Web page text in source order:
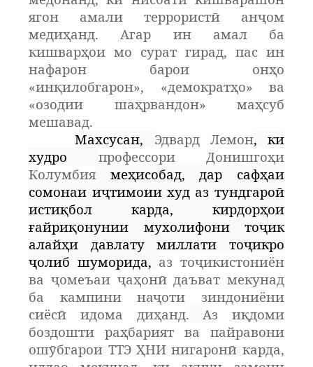
ягон амали террористӣ анҷом
медиҳанд. Агар ин амал ба
кишварҳои мо сурат гирад, пас ин
нафарон барои онҳо
«инқилобгарон», «демократҳо» ва
«озодии шаҳрвандон» маҳсуб
мешавад.
Махсусан, Эдвард Лемон, ки
худро профессори Донишгоҳи
Колумбия меҳисобад, дар сафҳаи
сомонаи иҷтимоии худ аз тундгароӣ
истиқбол карда, кирдорҳои
ғайриқонунии мухолифони тоҷик
алайҳи давлату миллати тоҷикро
ҷолиб шуморида, аз тоҷикистониён
ва ҷомеъаи ҷаҳонӣ даъват мекунад
ба кампини наҷоти зиндониёни
сиёсӣ идома диҳанд.
Аз иқдоми
боздошти раҳбарият ва пайравони
ошӯбгарои ТТЭ ҲНИ нигаронӣ карда,